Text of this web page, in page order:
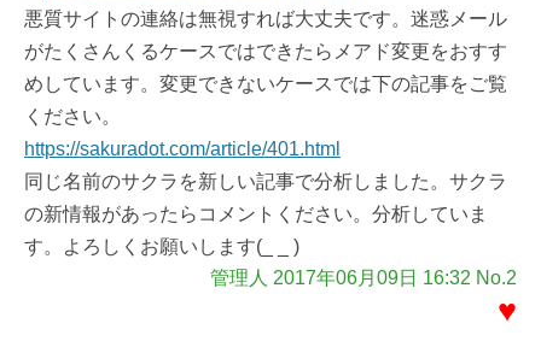
悪質サイトの連絡は無視すれば大丈夫です。迷惑メール
がたくさんくるケースではできたらメアド変更をおすす
めしています。変更できないケースでは下の記事をご覧
ください。
https://sakuradot.com/article/401.html
同じ名前のサクラを新しい記事で分析しました。サクラ
の新情報があったらコメントください。分析していま
す。よろしくお願いします(_ _ )
管理人 2017年06月09日 16:32 No.2
♥